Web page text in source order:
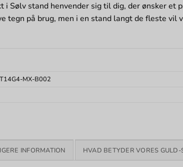
i Sølv stand henvender sig til dig, der ønsker et
tegn på brug, men i en stand langt de fleste vil
MX-B002
INFORMATION HVAD BETYDER VORES